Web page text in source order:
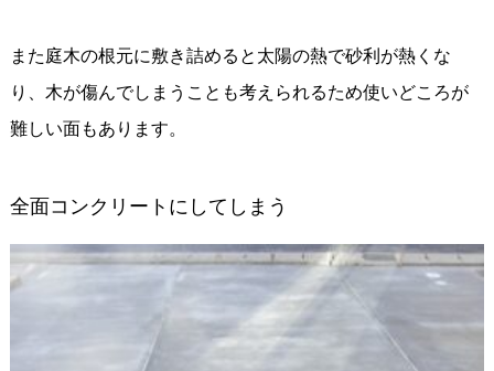
また庭木の根元に敷き詰めると太陽の熱で砂利が熱くな
り、木が傷んでしまうことも考えられるため使いどころが
難しい面もあります。
全面コンクリートにしてしまう